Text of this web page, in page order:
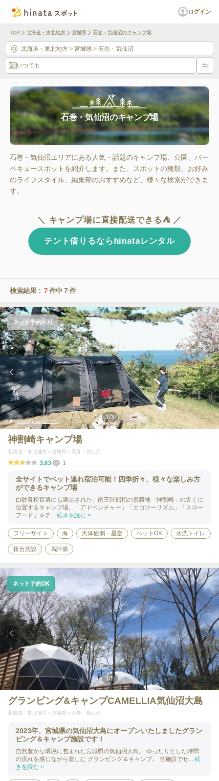
ログイン
TOP 北海道・東北地方 宮城県 石巻・気仙沼のキャンプ場
北海道・東北地方 > 宮城県 > 石巻・気仙沼
いつでも
石巻・気仙沼のキャンプ場
石巻・気仙沼エリアにある人気・話題のキャンプ場、公園、バー
ベキュースポットを紹介します。また、スポットの種類、お好み
のライフスタイル、編集部のおすすめなど、様々な検索ができま
す。
＼ キャンプ場に直接配送できる⛺ ／
テント借りるならhinataレンタル
検索結果 : 7 件中 7 件
出典:niiishi(hinataアプリ)
1/3
ネット予約不可
神割崎キャンプ場
北海道・東北地方 宮城県 石巻・気仙沼
3.83 1
全サイトでペット連れ宿泊可能！四季折々、様々な楽しみ方
ができるキャンプ場
白砂青松百選にも選出された、南三陸屈指の景勝地「神割崎」の近くに
位置するキャンプ場。「アドベンチャー」「エコツーリズム」「スロー
フード」をテ... 続きを読む >
フリーサイト 海 天体観測・星空 ペットOK 水洗トイレ
複合施設 高評価
1/5
ネット予約OK
グランピング&キャンプCAMELLIA気仙沼大島
北海道・東北地方 宮城県 石巻・気仙沼
2023年、宮城県の気仙沼大島にオープンいたしましたグラン
ピング＆キャンプ施設です！
自然豊かな環境に包まれた宮城県の気仙沼大島。 ゆったりとした時間
の流れを感じながら楽しむ グランピング＆キャンプ。 当施設でせ... 続
きを読む >